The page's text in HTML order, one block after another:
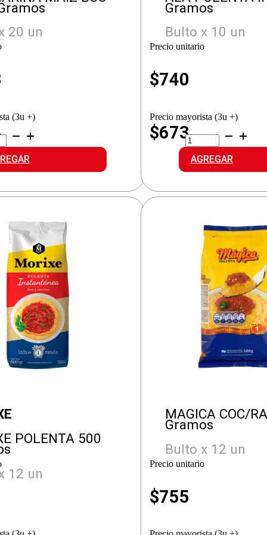
20 un
(3u +)
Gramos
Bulto x 10 un
Precio unitario
$740
Precio mayorista (3u +)
$673ALA
POLENTA
INST.
cantidad
AGREGAR
POLENTA 500
12 un
MAGICA COC/
Gramos
Bulto x 12 un
Precio unitario
$755